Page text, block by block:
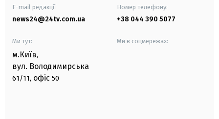
E-mail редакції
news24@24tv.com.ua
Номер телефону:
+38 044 390 5077
Ми тут:
м.Київ,
вул. Володимирська
61/11, офіс 50
Ми в соцмережах: